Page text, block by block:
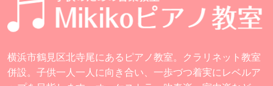
横浜市鶴見区北寺尾にあるピアノ教室。クラリネット教室
併設。子供一人一人に向き合い、一歩づつ着実にレベルア